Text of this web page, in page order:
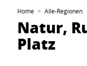
Home Alle-Regionen
Natur,
Platz